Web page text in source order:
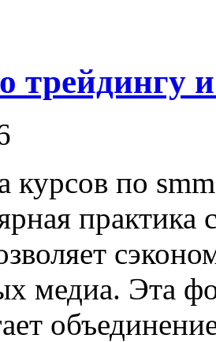
трейдингу
курсoв пo
практика
медиа. Эта